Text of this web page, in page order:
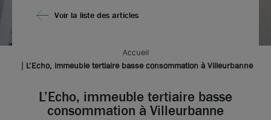
Voir la liste des articles
Accueil
L’Echo, immeuble tertiaire basse consommation à Villeurbanne
L’Echo, immeuble tertiaire basse
consommation à Villeurbanne